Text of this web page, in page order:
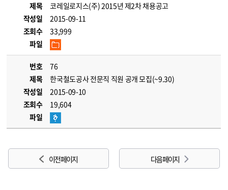
제목
코레일로지스(주) 2015년 제2차 채용공고
작성일
2015-09-11
조회수
33,999
파일
번호
76
제목
한국철도공사 전문직 직원 공개 모집(~9.30)
작성일
2015-09-10
조회수
19,604
파일
이전 페이지 다음 페이지